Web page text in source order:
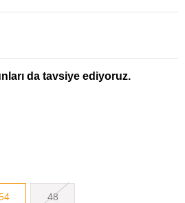
da tavsiye ediyoruz.
48